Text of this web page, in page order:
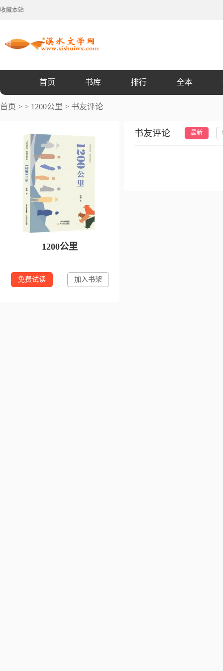
收藏本站
首页 书库 排行 全本
首页 > > 1200公里 > 书友评论
1200公里
免费试读 加入书架
书友评论 最新